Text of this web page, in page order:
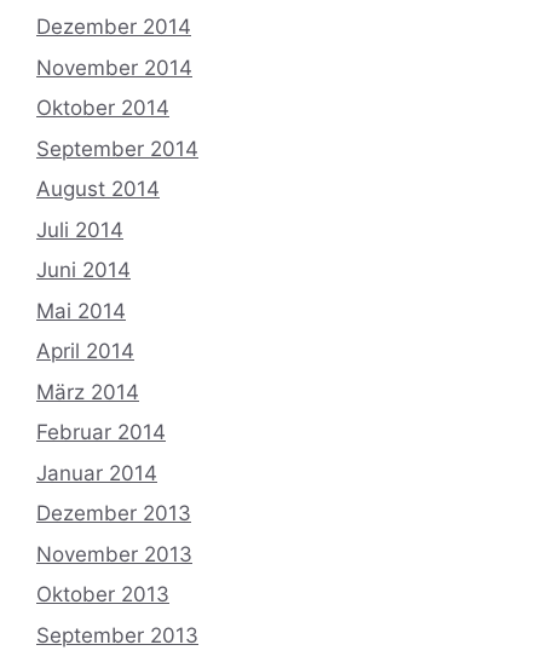
Dezember 2014
November 2014
Oktober 2014
September 2014
August 2014
Juli 2014
Juni 2014
Mai 2014
April 2014
März 2014
Februar 2014
Januar 2014
Dezember 2013
November 2013
Oktober 2013
September 2013